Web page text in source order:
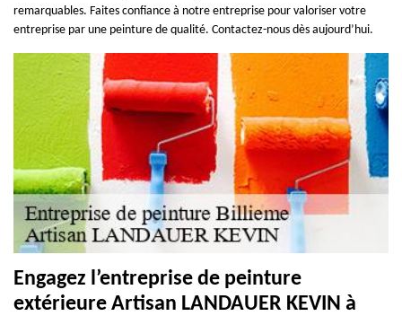
remarquables. Faites confiance à notre entreprise pour valoriser votre
entreprise par une peinture de qualité. Contactez-nous dès aujourd’hui.
Engagez l’entreprise de peinture
extérieure Artisan LANDAUER KEVIN à